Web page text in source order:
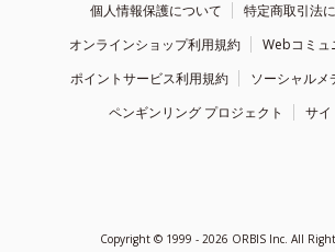
個人情報保護について
特定商取引法
オンラインショップ利用規約
Webコミュ
ポイントサービス利用規約
ソーシャルメ
ペンギンリング プロジェクト
サイ
Copyright © 1999 - 2026 ORBIS Inc. All